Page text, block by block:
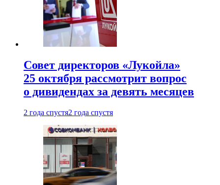
Совет директоров «Лукойла»
25 октября рассмотрит вопрос
о дивидендах за девять месяцев
2 года спустя2 года спустя